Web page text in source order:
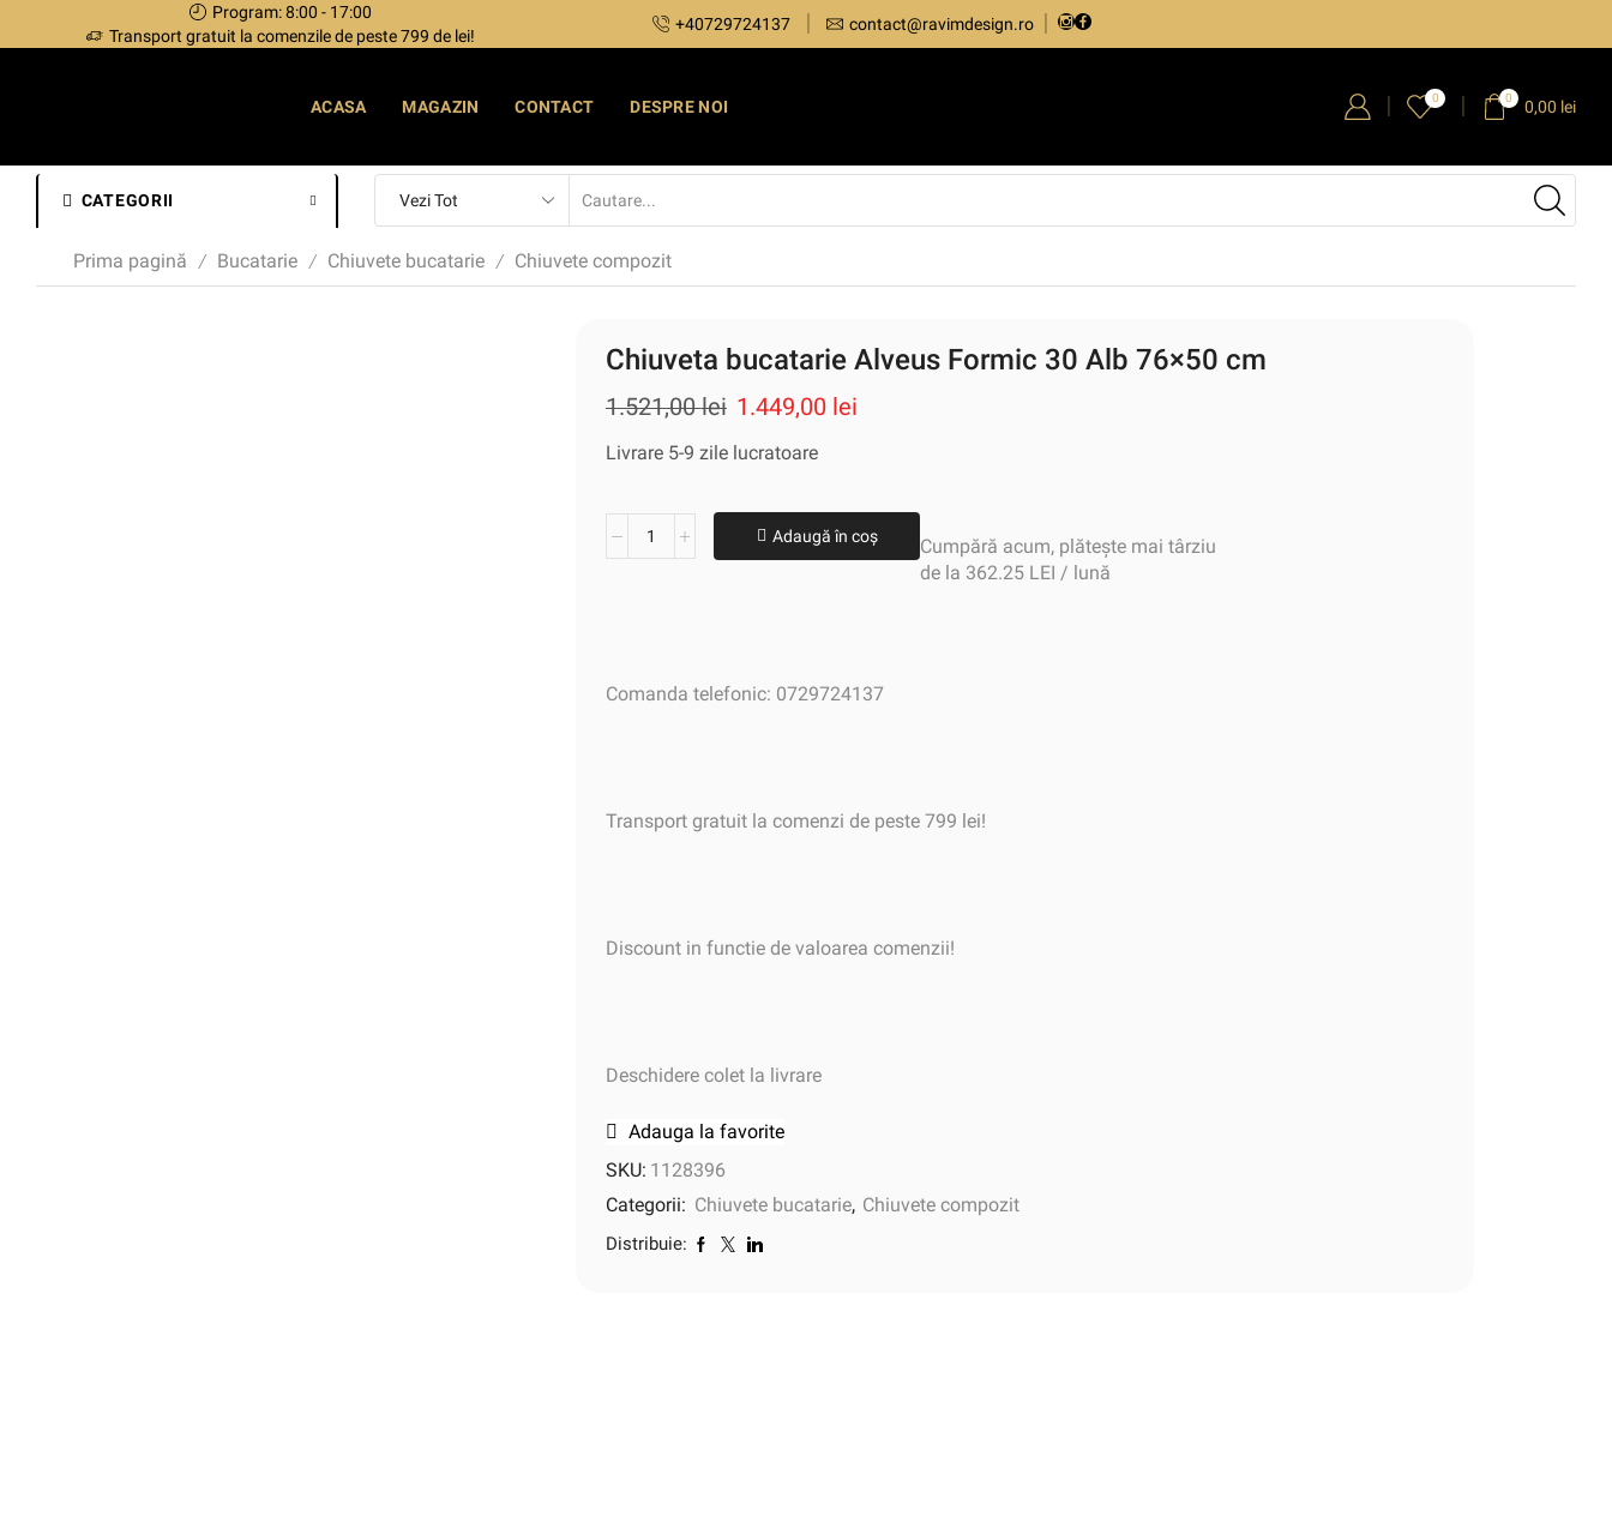
Program: 8:00 - 17:00
Transport gratuit la comenzile de peste 799 de lei!
+40729724137 contact@ravimdesign.ro
ACASA MAGAZIN CONTACT DESPRE NOI 0 0 0,00 lei
CATEGORII
Prima pagină / Bucatarie / Chiuvete bucatarie / Chiuvete compozit
Chiuveta bucatarie Alveus Formic 30 Alb 76×50 cm
1.521,00lei 1.449,00 lei
Livrare 5-9 zile lucratoare
Adaugă în coș
Cumpără acum, plătește mai târziu
de la 362.25 LEI / lună
Comanda telefonic: 0729724137
Transport gratuit la comenzi de peste 799 lei!
Discount in functie de valoarea comenzii!
Deschidere colet la livrare
Adauga la favorite
SKU: 1128396
Categorii: Chiuvete bucatarie, Chiuvete compozit
Distribuie: